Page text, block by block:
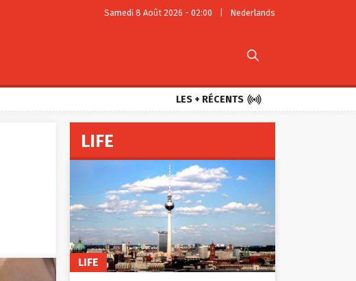
Samedi 8 Août 2026 - 02:00 Nederlands

LES + RÉCENTS 
LIFE
LIFE